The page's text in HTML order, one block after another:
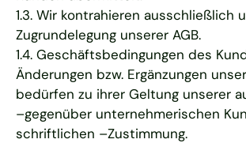
1.3. Wir kontrahieren ausschließlich
Zugrundelegung unserer AGB.
1.4. Geschäftsbedingungen des
Änderungen bzw. Ergänzungen
bedürfen zu ihrer Geltung unserer
–gegenüber unternehmerischen
schriftlichen –Zustimmung.